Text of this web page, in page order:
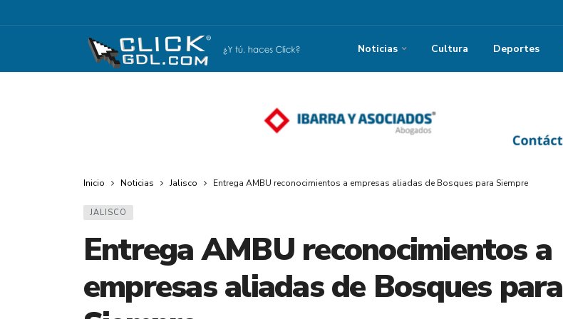
Noticias Cultura Deportes
Inicio Noticias Jalisco Entrega AMBU reconocimientos a empresas aliadas de Bosques para Siempre
JALISCO
Entrega AMBU reconocimientos a
empresas aliadas de Bosques para